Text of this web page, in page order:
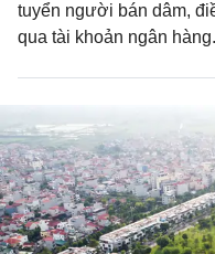
tuyển người bán dâm,
qua tài khoản ngân hàng.